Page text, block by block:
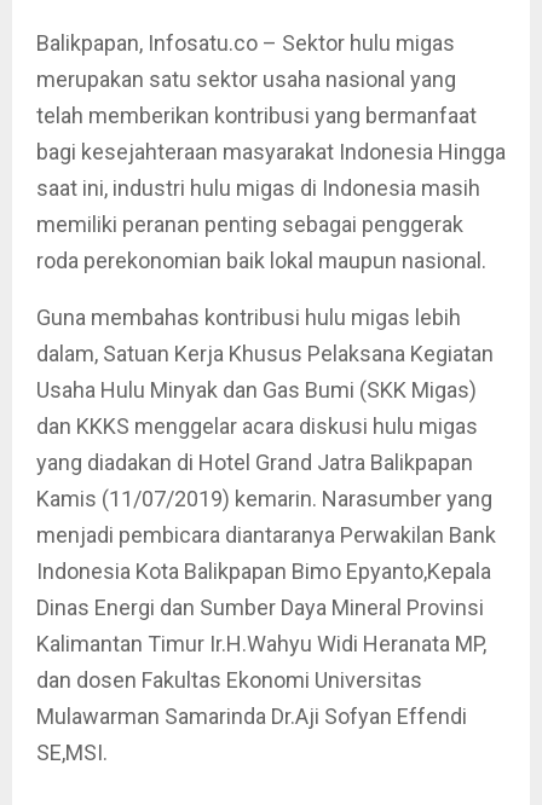
Balikpapan, Infosatu.co – Sektor hulu migas
merupakan satu sektor usaha nasional yang
telah memberikan kontribusi yang bermanfaat
bagi kesejahteraan masyarakat Indonesia Hingga
saat ini, industri hulu migas di Indonesia masih
memiliki peranan penting sebagai penggerak
roda perekonomian baik lokal maupun nasional.
Guna membahas kontribusi hulu migas lebih
dalam, Satuan Kerja Khusus Pelaksana Kegiatan
Usaha Hulu Minyak dan Gas Bumi (SKK Migas)
dan KKKS menggelar acara diskusi hulu migas
yang diadakan di Hotel Grand Jatra Balikpapan
Kamis (11/07/2019) kemarin. Narasumber yang
menjadi pembicara diantaranya Perwakilan Bank
Indonesia Kota Balikpapan Bimo Epyanto,Kepala
Dinas Energi dan Sumber Daya Mineral Provinsi
Kalimantan Timur Ir.H.Wahyu Widi Heranata MP,
dan dosen Fakultas Ekonomi Universitas
Mulawarman Samarinda Dr.Aji Sofyan Effendi
SE,MSI.